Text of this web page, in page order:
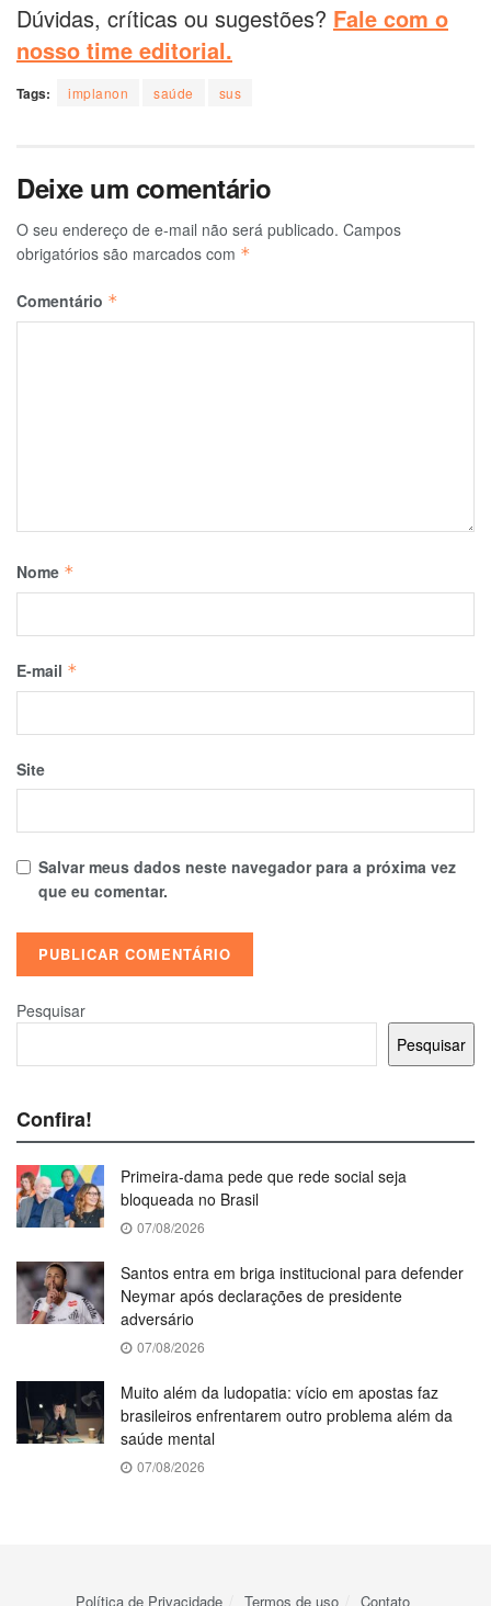
Dúvidas, críticas ou sugestões? Fale com o
nosso time editorial.
Tags: implanon saúde sus
Deixe um comentário
O seu endereço de e-mail não será publicado. Campos
obrigatórios são marcados com *
Comentário *
Nome *
E-mail *
Site
Salvar meus dados neste navegador para a próxima vez
que eu comentar.
Pesquisar
Pesquisar
Confira!
Primeira-dama pede que rede social seja
bloqueada no Brasil
07/08/2026
Santos entra em briga institucional para defender
Neymar após declarações de presidente
adversário
07/08/2026
Muito além da ludopatia: vício em apostas faz
brasileiros enfrentarem outro problema além da
saúde mental
07/08/2026
Política de Privacidade Termos de uso Contato